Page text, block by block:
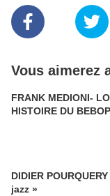
Vous aimerez
FRANK MEDIONI-
HISTOIRE DU BEBOP
DIDIER POURQUERY : « Petit
jazz »